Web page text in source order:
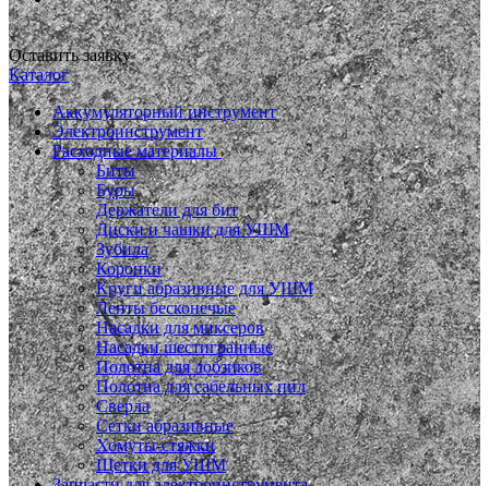
Оставить заявку
Каталог
Аккумуляторный инструмент
Электроинструмент
Расходные материалы
Биты
Буры
Держатели для бит
Диски и чашки для УШМ
Зубила
Коронки
Круги абразивные для УШМ
Ленты бесконечые
Насадки для миксеров
Насадки шестигранные
Полотна для лобзиков
Полотна для сабельных пил
Сверла
Сетки абразивные
Хомуты-стяжки
Щетки для УШМ